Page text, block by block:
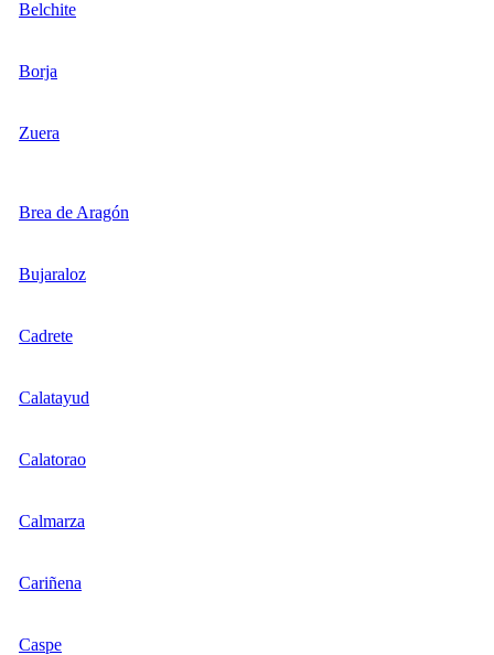
Belchite
Borja
Zuera
Brea de Aragón
Bujaraloz
Cadrete
Calatayud
Calatorao
Calmarza
Cariñena
Caspe